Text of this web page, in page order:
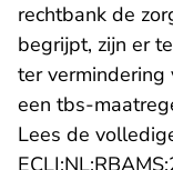
rechtbank de
begrijpt, zijn er
ter vermindering
een tbs-
Lees de